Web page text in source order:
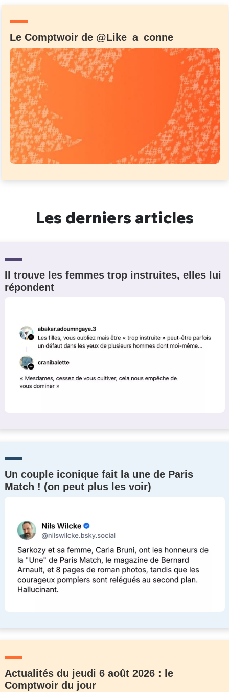
Le Comptwoir de @Like_a_conne
Les derniers articles
Il trouve les femmes trop instruites, elles lui
répondent
Un couple iconique fait la une de Paris
Match ! (on peut plus les voir)
Actualités du jeudi 6 août 2026 : le
Comptwoir du jour
C'EST PARTI